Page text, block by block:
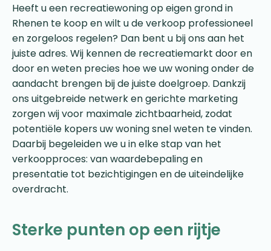
Heeft u een recreatiewoning op eigen grond in
Rhenen te koop en wilt u de verkoop professioneel
en zorgeloos regelen? Dan bent u bij ons aan het
juiste adres. Wij kennen de recreatiemarkt door en
door en weten precies hoe we uw woning onder de
aandacht brengen bij de juiste doelgroep. Dankzij
ons uitgebreide netwerk en gerichte marketing
zorgen wij voor maximale zichtbaarheid, zodat
potentiële kopers uw woning snel weten te vinden.
Daarbij begeleiden we u in elke stap van het
verkoopproces: van waardebepaling en
presentatie tot bezichtigingen en de uiteindelijke
overdracht.
Sterke punten op een rijtje